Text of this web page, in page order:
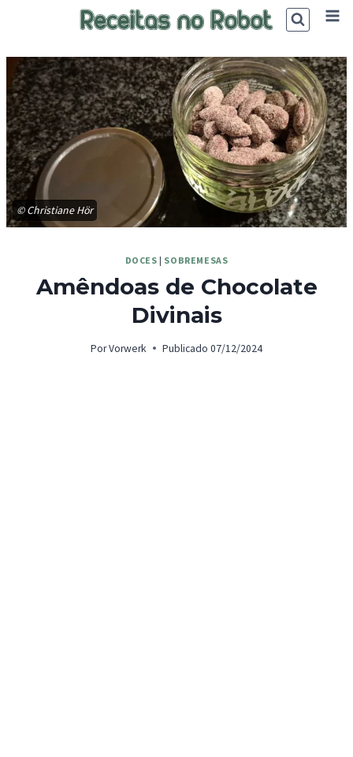
© Christiane Hör
DOCES | SOBREMESAS
Amêndoas de Chocolate
Divinais
PorVorwerk Publicado 07/12/2024